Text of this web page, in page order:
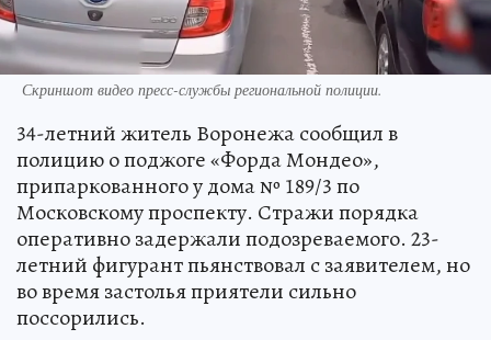
Скриншот видео пресс-службы региональной полиции.
34-летний житель Воронежа сообщил в
полицию о поджоге «Форда Мондео»,
припаркованного у дома № 189/3 по
Московскому проспекту. Стражи порядка
оперативно задержали подозреваемого. 23-
летний фигурант пьянствовал с заявителем, но
во время застолья приятели сильно
поссорились.